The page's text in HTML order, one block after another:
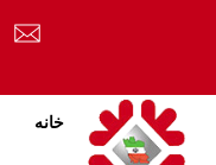
خانه